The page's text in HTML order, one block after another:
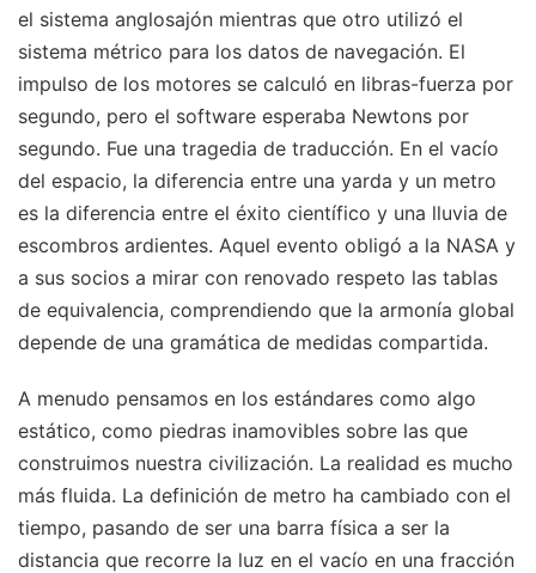
el sistema anglosajón mientras que otro utilizó el
sistema métrico para los datos de navegación. El
impulso de los motores se calculó en libras-fuerza por
segundo, pero el software esperaba Newtons por
segundo. Fue una tragedia de traducción. En el vacío
del espacio, la diferencia entre una yarda y un metro
es la diferencia entre el éxito científico y una lluvia de
escombros ardientes. Aquel evento obligó a la NASA y
a sus socios a mirar con renovado respeto las tablas
de equivalencia, comprendiendo que la armonía global
depende de una gramática de medidas compartida.
A menudo pensamos en los estándares como algo
estático, como piedras inamovibles sobre las que
construimos nuestra civilización. La realidad es mucho
más fluida. La definición de metro ha cambiado con el
tiempo, pasando de ser una barra física a ser la
distancia que recorre la luz en el vacío en una fracción